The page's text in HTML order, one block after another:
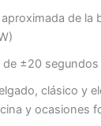
de la
de ±20
clásico y
y ocasiones